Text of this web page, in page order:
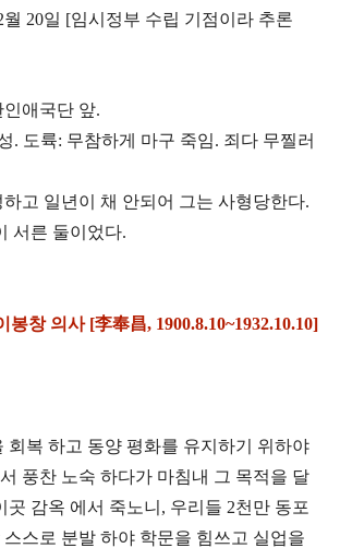
월 20일 [임시정부 수립 기점이라 추론
애국단 앞.
. 도륙: 무참하게 마구 죽임. 죄다 무찔러
고 일년이 채 안되어 그는 사형당한다.
서른 둘이었다.
봉창 의사 [李奉昌, 1900.8.10~1932.10.10]
회복 하고 동양 평화를 유지하기 위하야
풍찬 노숙 하다가 마침내 그 목적을 달
곳 감옥 에서 죽노니, 우리들 2천만 동포
스스 로 분발 하야 학문을 힘쓰고 실업을